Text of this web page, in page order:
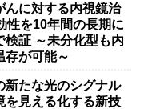
んに対する内視鏡治
性を10年間の長期に
検証 ～未分化型も内
存が可能～
新たな光のシグナル
を見える化する新技